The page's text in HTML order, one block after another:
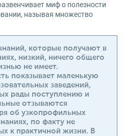
миф о полезности
называя множество
которые получают в
низкий, ничего общего
не имеет.
показывает маленькую
заведений,
рады поступлению и
отзываются
об узкопрофильных
по факту не
к практичной жизни. В